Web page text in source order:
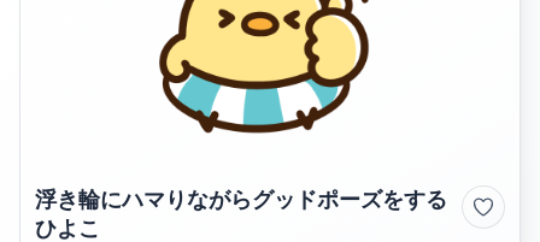
浮き輪にハマりながらグッドポーズをする
ひよこ